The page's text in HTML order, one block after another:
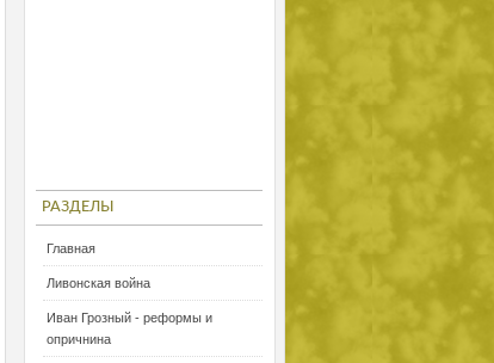
РАЗДЕЛЫ
Главная
Ливонская война
Иван Грозный - реформы и
опричнина